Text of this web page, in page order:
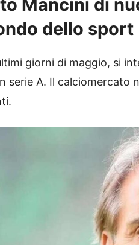
Mancini di
dello sport
giorni di maggio, si
serie A. Il calciomercato